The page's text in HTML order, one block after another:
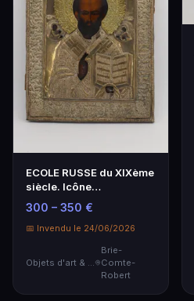
ECOLE RUSSE du XIXème
siècle. Icône
représentant "Saint
Nico…
300 – 350 €
📅 Invendu le 24/06/2026
Objets d'art & Curiosités
Brie-
Comte-
Robert